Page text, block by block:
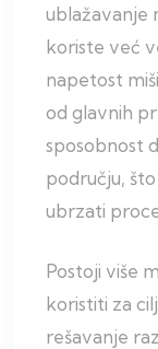
ublažavanje
koriste već
napetost
od glavnih
sposobnost
području,
ubrzati
Postoji više
koristiti za
rešavanje